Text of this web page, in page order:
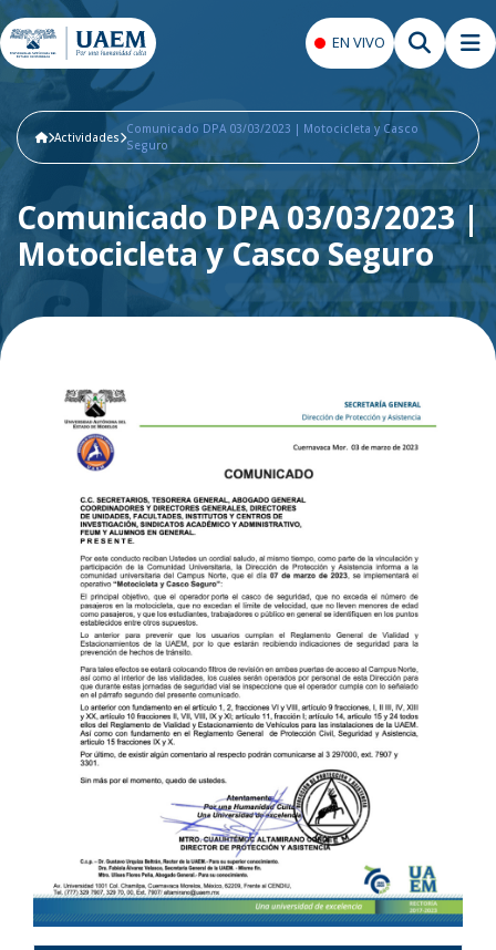
EN VIVO
Actividades
Comunicado DPA 03/03/2023 | Motocicleta y Casco
Seguro
Comunicado DPA 03/03/2023 |
Motocicleta y Casco Seguro